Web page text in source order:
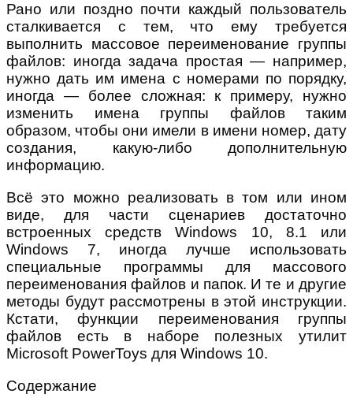
Рано или поздно почти каждый пользователь
сталкивается с тем, что ему требуется
выполнить массовое переименование группы
файлов: иногда задача простая — например,
нужно дать им имена с номерами по порядку,
иногда — более сложная: к примеру, нужно
изменить имена группы файлов таким
образом, чтобы они имели в имени номер, дату
создания, какую-либо дополнительную
информацию.
Всё это можно реализовать в том или ином
виде, для части сценариев достаточно
встроенных средств Windows 10, 8.1 или
Windows 7, иногда лучше использовать
специальные программы для массового
переименования файлов и папок. И те и другие
методы будут рассмотрены в этой инструкции.
Кстати, функции переименования группы
файлов есть в наборе полезных утилит
Microsoft PowerToys для Windows 10.
Содержание